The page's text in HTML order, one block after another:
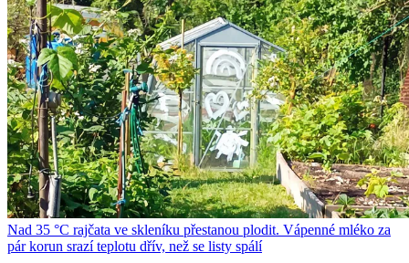
Nad 35 °C rajčata ve skleníku přestanou plodit. Vápenné mléko za
pár korun srazí teplotu dřív, než se listy spálí